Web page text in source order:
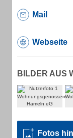
Mail
Webseite
BILDER AUS
Fotos